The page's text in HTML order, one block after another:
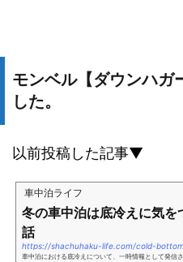
モンベル【ダウンハ
した。
以前投稿した記事▼
車中泊ライフ
冬の車中泊は底冷えに気を
話
https://shachuhaku-life.com/cold-
車中泊における底冷えについて、一時情報として発信